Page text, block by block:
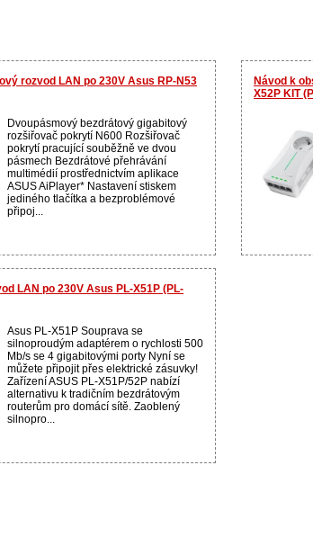
rozvod LAN po 230V Asus RP-N53
Dvoupásmový bezdrátový gigabitový
rozšiřovač pokrytí N600 Rozšiřovač
pokrytí pracující souběžně ve dvou
pásmech Bezdrátové přehrávání
multimédií prostřednictvím aplikace
ASUS AiPlayer* Nastavení stiskem
jediného tlačítka a bezproblémové
připoj...
Návod k
X52P KIT
LAN po 230V Asus PL-X51P (PL-
Asus PL-X51P Souprava se
silnoproudým adaptérem o rychlosti 500
Mb/s se 4 gigabitovými porty Nyní se
můžete připojit přes elektrické zásuvky!
Zařízení ASUS PL-X51P/52P nabízí
alternativu k tradičním bezdrátovým
routerům pro domácí sítě. Zaoblený
silnopro...